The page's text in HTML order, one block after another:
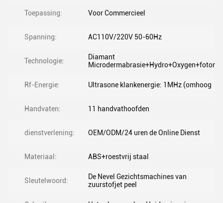
Toepassing: Voor Commercieel
Spanning: AC110V/220V 50-60Hz
Technologie:
Diamant
Microdermabrasie+Hydro+Oxygen+foton
Rf-Energie: Ultrasone klankenergie: 1MHz (omhoog
Handvaten: 11 handvathoofden
dienstverlening: OEM/ODM/24 uren de Online Dienst
Materiaal: ABS+roestvrij staal
Sleutelwoord:
De Nevel Gezichtsmachines van
zuurstofjet peel